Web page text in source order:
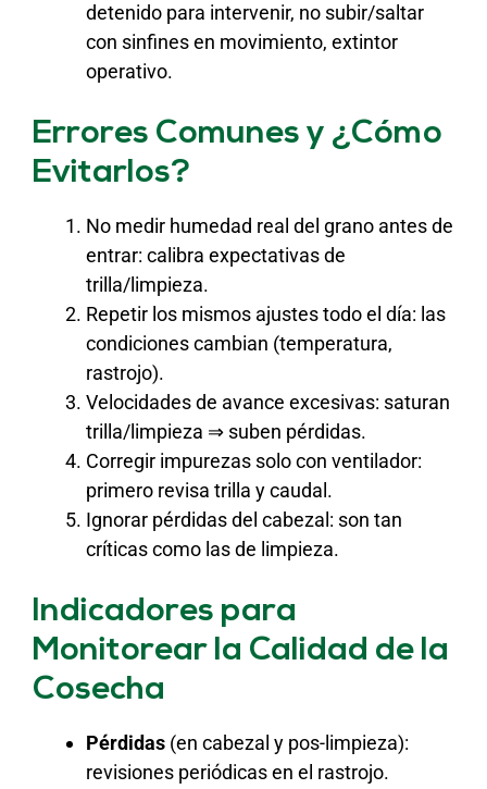
detenido para intervenir, no subir/saltar
con sinfines en movimiento, extintor
operativo.
Errores Comunes y ¿Cómo
Evitarlos?
No medir humedad real del grano antes de
entrar: calibra expectativas de
trilla/limpieza.
Repetir los mismos ajustes todo el día: las
condiciones cambian (temperatura,
rastrojo).
Velocidades de avance excesivas: saturan
trilla/limpieza ⇒ suben pérdidas.
Corregir impurezas solo con ventilador:
primero revisa trilla y caudal.
Ignorar pérdidas del cabezal: son tan
críticas como las de limpieza.
Indicadores para
Monitorear la Calidad de la
Cosecha
Pérdidas (en cabezal y pos-limpieza):
revisiones periódicas en el rastrojo.